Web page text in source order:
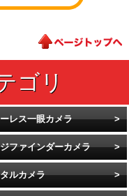
レス一眼カメラ
ファインダーカメラ
ルカメラ